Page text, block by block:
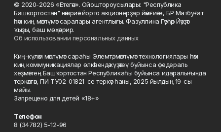
© 2020-2026 «Етегән». Ойоштороусылары: "Республика
Башкортостан" нәшриәт йорто акционерҙар йәмғиәте, БР Матбуғат
һәм киң мәғлүмәт саралары агентлығы. Фазуллина Гәүһәр Йәүҙәт
ҡыҙы, баш мөхәррир.
Об использовании персональных данных
Киң-күләм мәғлүмәт сараһы Элемтә, мәғлүмәт технологиялары һәм
киң коммуникациялар өлкәһендә күҙәтеү буйынса федераль
хеҙмәттең Башҡортостан Республикаһы буйынса идаралығында
теркәлгән, ПИ ТУ02-01821-се теркәү һаны, 2025 йылдың 19-сы
майы.
Запрещено для детей «18+»
Телефон
8 (34782) 5-12-96